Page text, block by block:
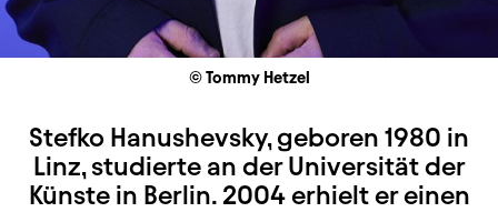
© Tommy Hetzel
Stefko Hanushevsky, geboren 1980 in
Linz, studierte an der Universität der
Künste in Berlin. 2004 erhielt er einen